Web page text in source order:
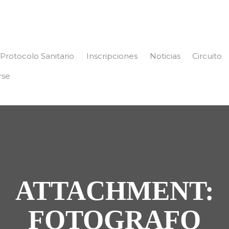
Protocolo Sanitario Inscripciones Noticias Circuito
ATTACHMENT:
FOTOGRAFO